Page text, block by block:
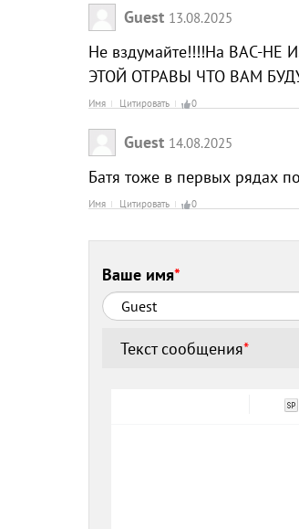
Guest 13.08.2025
Не вздумайте!!!!На ВАС-
ЭТОЙ ОТРАВЫ ЧТО ВАМ
Имя Цитировать 0
Guest 14.08.2025
Батя тоже в первых рядах
Имя Цитировать 0
Ваше имя*
Текст сообщения*